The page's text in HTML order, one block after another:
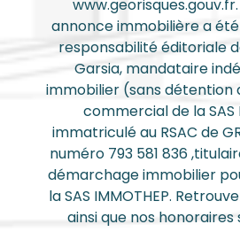
annonce immobilière a
responsabilité éditoriale
Garsia, mandataire
immobilier (sans détention
commercial de la SAS
immatriculé au RSAC de
numéro 793 581 836
démarchage immobilier
la SAS IMMOTHEP.
ainsi que nos